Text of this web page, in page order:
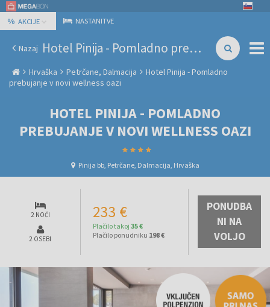
% AKCIJE NASTANITVE
Nazaj Hotel Pinija - Pomladno prebujanje v novi wellness oazi
Hrvaška Petrčane, Dalmacija
Hotel Pinija - Pomladno
prebujanje v novi wellness oazi
HOTEL PINIJA - POMLADNO
PREBUJANJE V NOVI WELLNESS OAZI
Pinija bb, Petrčane, Dalmacija, Hrvaška
2 NOČI
2 OSEBI
233 €
Plačilo takoj 35 €
Plačilo ponudniku 198 €
PONUDBA
NI NA
VOLJO